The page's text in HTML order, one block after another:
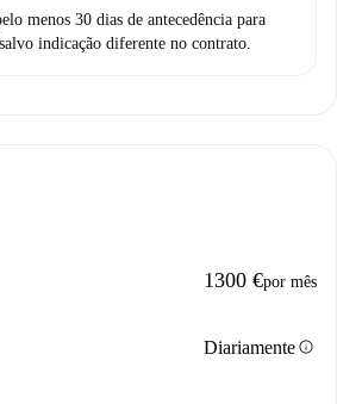
menos 30 dias de antecedência para
indicação diferente no contrato.
1300 €por mês
Diariamenteinfo